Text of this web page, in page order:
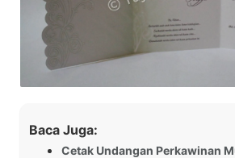
Baca Juga:
Cetak Undangan Perkawinan